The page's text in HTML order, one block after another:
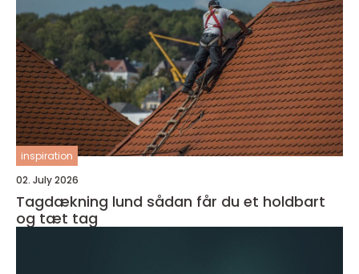
inspiration
02. July 2026
Tagdækning lund sådan får du et holdbart
og tæt tag